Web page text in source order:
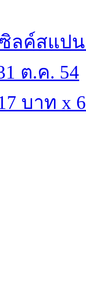
ลค์สแป
ต.ค. 54
บาท x